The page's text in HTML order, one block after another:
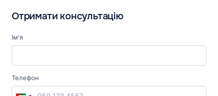
Отримати консультацію
Ім'я
Телефон